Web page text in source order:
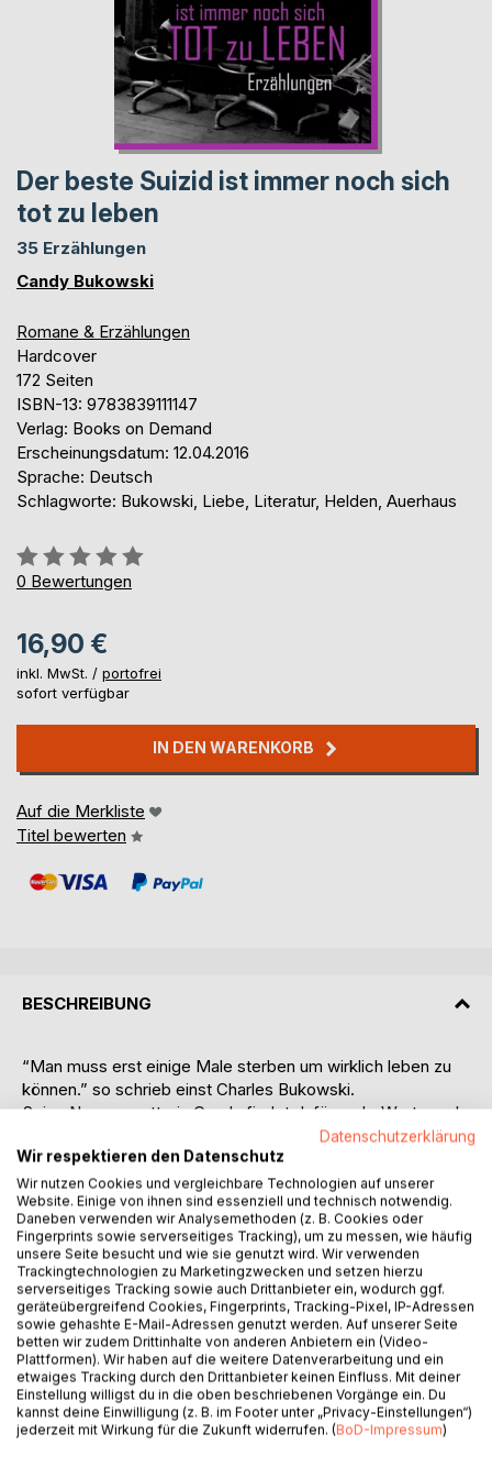
Der beste Suizid ist immer noch sich
tot zu leben
35 Erzählungen
Candy Bukowski
Romane & Erzählungen
Hardcover
172 Seiten
ISBN-13: 9783839111147
Verlag: Books on Demand
Erscheinungsdatum: 12.04.2016
Sprache: Deutsch
Schlagworte: Bukowski, Liebe, Literatur, Helden, Auerhaus
Bewertung::
0%
0 Bewertungen
16,90 €
inkl. MwSt. / portofrei
sofort verfügbar
IN DEN WARENKORB
Auf die Merkliste
Titel bewerten
BESCHREIBUNG
“Man muss erst einige Male sterben um wirklich leben zu
können.” so schrieb einst Charles Bukowski.
Seine Namensvetterin Candy findet dafür mehr Worte und
keines zu viel – in fünfunddreißig Erzählungen berichtet sie
von den schönsten und schlimmsten Nichtigkeiten des
Lebens, der Liebe, dem Sterben, von alkoholgetränkten
Nächten voller Träume, die wir in der Realität nicht
auszusprechen wagen. Wie stark ist Dein Mut? Wie weit
reichen Deine Träume? Wie viel Lieben und Sterben hältst
Du aus?”
“Ja, das machen wir alle, uns tot leben. So wie fast alle
essen und trinken, mittelprächtige Jobs erledigen, ein paar
Träume hüten, andere verwerfen und in manchen Nächten
ihren Nächsten lieben.
All das kleine Glück und auch das große. Die
Schnappatmung von Zeit zu Zeit und die Suche nach dem
Ankommen, ohne etwas aufzugeben, obwohl du dir doch
Datenschutzerklärung
Wir respektieren den Datenschutz
Wir nutzen Cookies und vergleichbare Technologien auf unserer
Website. Einige von ihnen sind essenziell und technisch notwendig.
Daneben verwenden wir Analysemethoden (z. B. Cookies oder
Fingerprints sowie serverseitiges Tracking), um zu messen, wie häufig
unsere Seite besucht und wie sie genutzt wird. Wir verwenden
Trackingtechnologien zu Marketingzwecken und setzen hierzu
serverseitiges Tracking sowie auch Drittanbieter ein, wodurch ggf.
geräteübergreifend Cookies, Fingerprints, Tracking-Pixel, IP-Adressen
sowie gehashte E-Mail-Adressen genutzt werden. Auf unserer Seite
betten wir zudem Drittinhalte von anderen Anbietern ein (Video-
Plattformen). Wir haben auf die weitere Datenverarbeitung und ein
etwaiges Tracking durch den Drittanbieter keinen Einfluss. Mit deiner
Einstellung willigst du in die oben beschriebenen Vorgänge ein. Du
kannst deine Einwilligung (z. B. im Footer unter „Privacy-Einstellungen“)
jederzeit mit Wirkung für die Zukunft widerrufen. (BoD-Impressum)